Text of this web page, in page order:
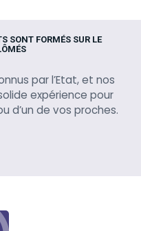
SONT FORMÉS SUR LE
par l’Etat, et nos
expérience pour
d’un de vos proches.